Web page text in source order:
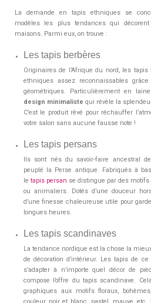
La demande en tapis ethniques se
modèles les plus tendances qui
maisons. Parmi eux, on trouve :
Les tapis berbères
Originaires de l’Afrique du nord, les
ethniques assez reconnaissables
géométriques. Particulièrement en
design minimaliste qui révèle la
C’est le produit rêvé pour réchauffer
votre salon sans aucune fausse note !
Les tapis persans
Ils sont nés du savoir-faire ancestral
peuplé la Perse antique. Fabriqués à
le tapis persan se distingue par des
ou animaliers. Dotés d’une douceur
d’une finesse chaleureuse utile pour
longues heures.
Les tapis scandinaves
La tendance nordique est la chose la
de décoration d’intérieur. Les tapis de
s’adapter à n’importe quel décor de
compose l’offre du tapis scandinave.
graphiques aux motifs floraux,